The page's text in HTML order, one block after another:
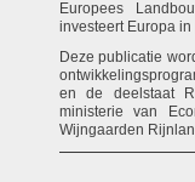
Europees
investeert Europa
Deze publicatie
en de deelstaat
ministerie van
Wijngaarden